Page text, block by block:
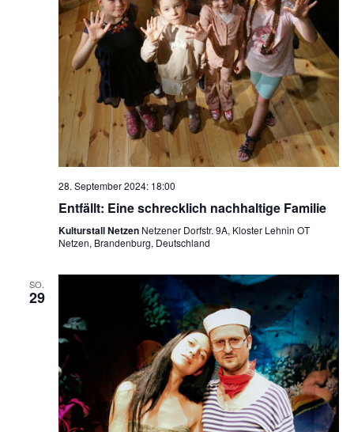
28. September 2024: 18:00
Entfällt: Eine schrecklich nachhaltige Familie
Kulturstall Netzen Netzener Dorfstr. 9A, Kloster Lehnin OT
Netzen, Brandenburg, Deutschland
SO.
29